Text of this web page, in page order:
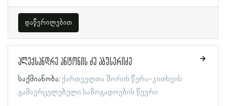
დაწვრილებით
ალექსანდრე ანტონის ძე აბუსერიძე
საქმიანობა: ქართველთა შორის წერა-კითხვის
გამავრცელებელი საზოგადოების წევრი